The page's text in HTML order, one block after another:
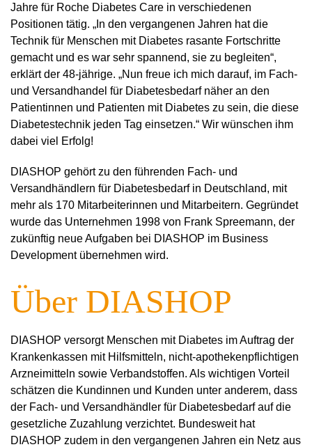
Jahre für Roche Diabetes Care in verschiedenen
Positionen tätig. „In den vergangenen Jahren hat die
Technik für Menschen mit Diabetes rasante Fortschritte
gemacht und es war sehr spannend, sie zu begleiten“,
erklärt der 48-jährige. „Nun freue ich mich darauf, im Fach-
und Versandhandel für Diabetesbedarf näher an den
Patientinnen und Patienten mit Diabetes zu sein, die diese
Diabetestechnik jeden Tag einsetzen.“ Wir wünschen ihm
dabei viel Erfolg!
DIASHOP gehört zu den führenden Fach- und
Versandhändlern für Diabetesbedarf in Deutschland, mit
mehr als 170 Mitarbeiterinnen und Mitarbeitern. Gegründet
wurde das Unternehmen 1998 von Frank Spreemann, der
zukünftig neue Aufgaben bei DIASHOP im Business
Development übernehmen wird.
Über DIASHOP
DIASHOP versorgt Menschen mit Diabetes im Auftrag der
Krankenkassen mit Hilfsmitteln, nicht-apothekenpflichtigen
Arzneimitteln sowie Verbandstoffen. Als wichtigen Vorteil
schätzen die Kundinnen und Kunden unter anderem, dass
der Fach- und Versandhändler für Diabetesbedarf auf die
gesetzliche Zuzahlung verzichtet. Bundesweit hat
DIASHOP zudem in den vergangenen Jahren ein Netz aus